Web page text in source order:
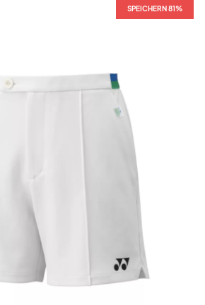
SPEICHERN 81%
SPEICHERN 81%